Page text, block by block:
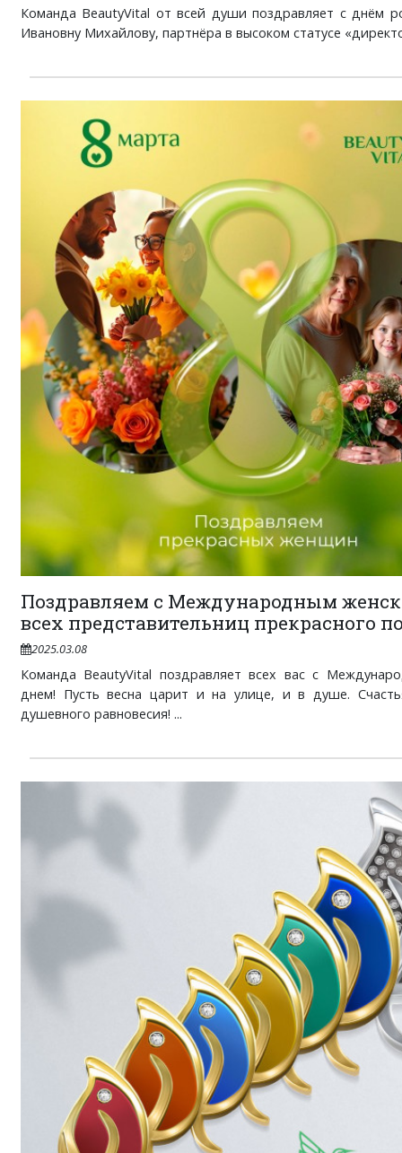
Команда BeautyVital от всей души поздравляет с днём
Ивановну Михайлову, партнёра в высоком статусе
Поздравляем с Международным
всех представительниц прекрасного
2025.03.08
Команда BeautyVital поздравляет всех вас с
днем! Пусть весна царит и на улице, и в душе.
душевного равновесия! ...